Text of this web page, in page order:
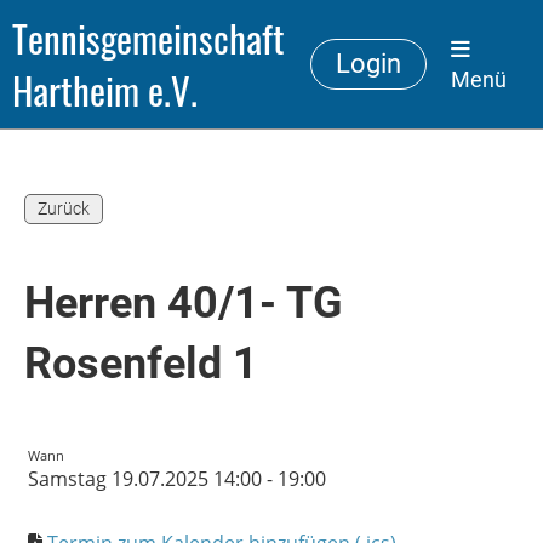
Tennisgemeinschaft
Hartheim e.V.
Login
Menü
Zurück
Herren 40/1- TG
Rosenfeld 1
Wann
Samstag 19.07.2025 14:00 - 19:00